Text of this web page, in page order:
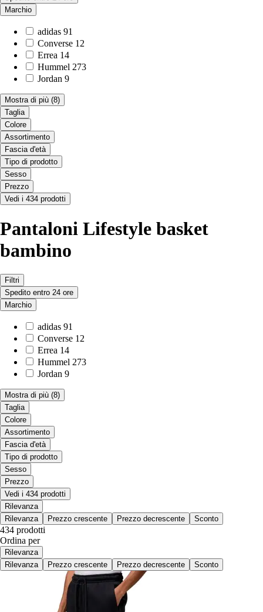
Marchio
adidas 91
Converse 12
Errea 14
Hummel 273
Jordan 9
Mostra di più (8)
Taglia
Colore
Assortimento
Fascia d'età
Tipo di prodotto
Sesso
Prezzo
Vedi i 434 prodotti
Pantaloni Lifestyle basket
bambino
Filtri
Spedito entro 24 ore
Marchio
adidas 91
Converse 12
Errea 14
Hummel 273
Jordan 9
Mostra di più (8)
Taglia
Colore
Assortimento
Fascia d'età
Tipo di prodotto
Sesso
Prezzo
Vedi i 434 prodotti
Rilevanza
Rilevanza
Prezzo crescente Prezzo decrescente Sconto
434 prodotti
Ordina per
Rilevanza
Rilevanza
Prezzo crescente Prezzo decrescente Sconto